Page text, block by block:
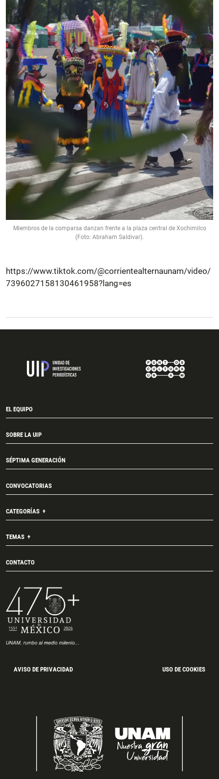
Miembros de la comparsa danzan frente a la plaza central de Xochimilco
(Foto: Abraham Saldivar).
https://www.tiktok.com/@corrientealternaunam/video/
7396027158130461958?lang=es
EL EQUIPO
SOBRE LA UIP
SÉPTIMA GENERACIÓN
CONVOCATORIAS
CATEGORÍAS
TEMAS
CONTACTO
AVISO DE PRIVACIDAD USO DE COOKIES